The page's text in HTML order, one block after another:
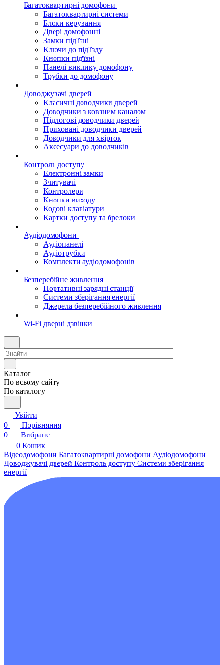
Багатоквартирні домофони
Багатоквартирні системи
Блоки керування
Двері домофонні
Замки під'їзні
Ключи до під'їзду
Кнопки під'їзні
Панелі виклику домофону
Трубки до домофону
Доводжувачі дверей
Класичні доводчики дверей
Доводчики з ковзним каналом
Підлогові доводчики дверей
Приховані доводчики дверей
Доводчики для хвірток
Аксесуари до доводчиків
Контроль доступу
Електронні замки
Зчитувачі
Контролери
Кнопки виходу
Кодові клавіатури
Картки доступу та брелоки
Аудіодомофони
Аудіопанелі
Аудіотрубки
Комплекти аудіодомофонів
Безперебійне живлення
Портативні зарядні станції
Системи зберігання енергії
Джерела безперебійного живлення
Wi-Fi дверні дзвінки
Каталог
По всьому сайту
По каталогу
Увійти
0
Порівняння
0
Вибране
0 Кошик
Відеодомофони Багатоквартирні домофони Аудіодомофони
Доводжувачі дверей Контроль доступу Системи зберігання
енергії